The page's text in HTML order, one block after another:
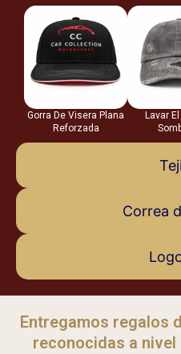
Correa
Gorra De Visera Plana
Reforzada
Lavar
Entregamos regalos
reconocidas a nivel